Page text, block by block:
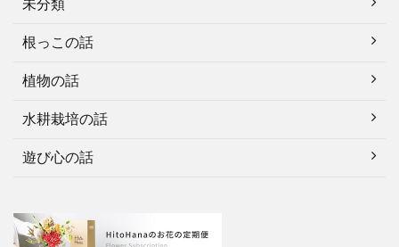
未分類
根っこの話
植物の話
水耕栽培の話
遊び心の話